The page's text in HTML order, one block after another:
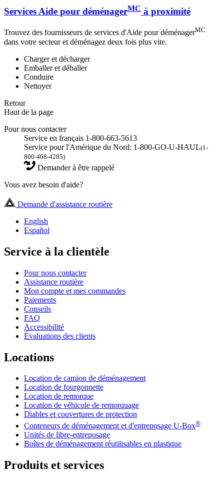
Services Aide pour déménagerMC à proximité
Trouvez des fournisseurs de services d'Aide pour déménagerMC
dans votre secteur et déménagez deux fois plus vite.
Charger et décharger
Emballer et déballer
Conduire
Nettoyer
Retour
Haut de la page
Pour nous contacter
Service en français 1-800-663-5613
Service pour l'Amérique du Nord: 1-800-GO-U-HAUL(1-
800-468-4285)
Demander à être rappelé
Vous avez besoin d'aide?
Demande d'assistance routière
English
Español
Service à la clientèle
Pour nous contacter
Assistance routière
Mon compte et mes commandes
Paiements
Conseils
FAQ
Accessibilité
Évaluations des clients
Locations
Location de camion de déménagement
Location de fourgonnette
Location de remorque
Location de véhicule de remorquage
Diables et couvertures de protection
Conteneurs de déménagement et d'entreposage U-Box®
Unités de libre-entreposage
Boîtes de déménagement réutilisables en plastique
Produits et services